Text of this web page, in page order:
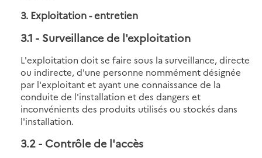
3. Exploitation - entretien
3.1 - Surveillance de l'exploitation
L'exploitation doit se faire sous la surveillance, directe
ou indirecte, d'une personne nommément désignée
par l'exploitant et ayant une connaissance de la
conduite de l'installation et des dangers et
inconvénients des produits utilisés ou stockés dans
l'installation.
3.2 - Contrôle de l'accès